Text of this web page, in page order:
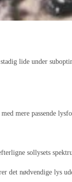
lide under
mere passende
sollysets
det nødvendige lys